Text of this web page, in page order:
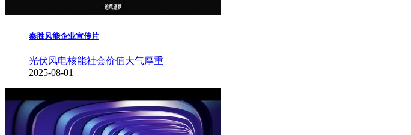
泰胜风能企业宣传片
光伏风电核能社会价值大气厚重
2025-08-01